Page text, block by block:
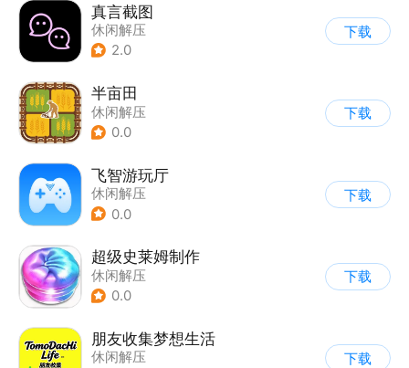
真言截图
休闲解压
2.0
下载
半亩田
休闲解压
0.0
下载
飞智游玩厅
休闲解压
0.0
下载
超级史莱姆制作
休闲解压
0.0
下载
朋友收集梦想生活
休闲解压
下载